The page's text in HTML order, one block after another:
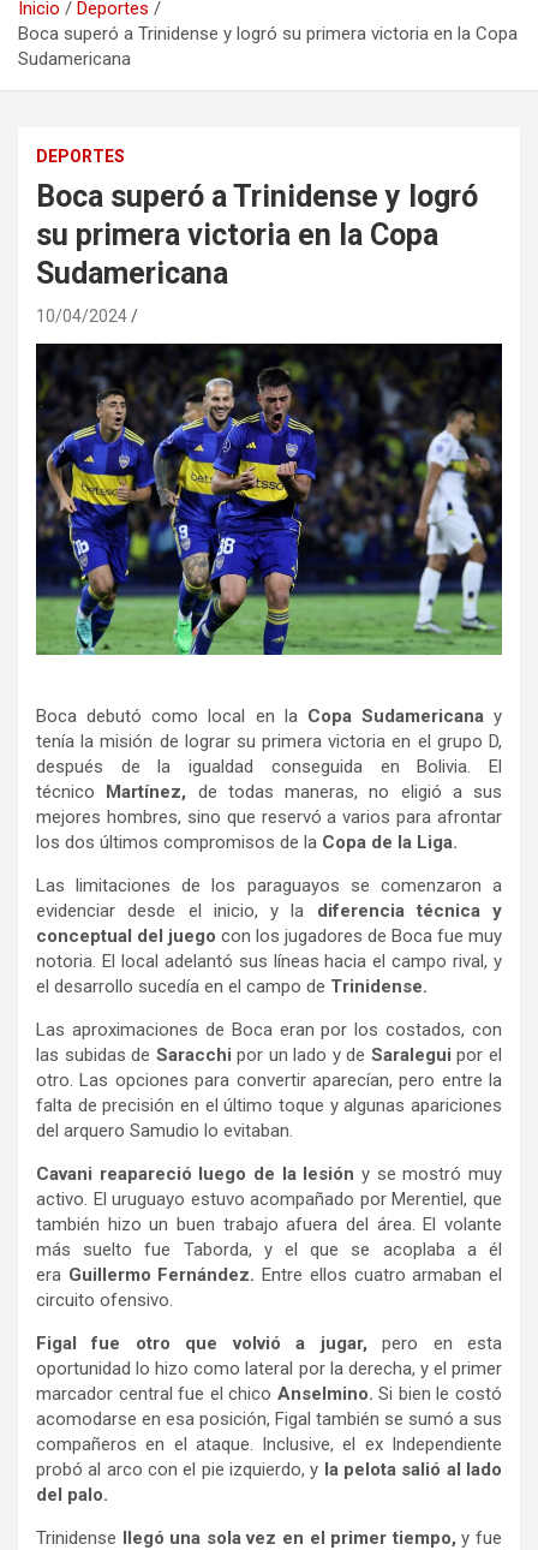
Inicio
Deportes
Boca superó a Trinidense y logró su primera victoria en la Copa
Sudamericana
DEPORTES
Boca superó a Trinidense y logró
su primera victoria en la Copa
Sudamericana
10/04/2024
Boca debutó como local en la Copa Sudamericanay
tenía la misión de lograr su primera victoria en el grupo D,
después de la igualdad conseguida en Bolivia. El
técnico Martínez, de todas maneras, no eligió a sus
mejores hombres, sino que reservó a varios para afrontar
los dos últimos compromisos de la Copa de la Liga.
Las limitaciones de los paraguayos se comenzaron a
evidenciar desde el inicio, y la diferencia técnica y
conceptual del juego con los jugadores de Boca fue muy
notoria. El local adelantó sus líneas hacia el campo rival, y
el desarrollo sucedía en el campo de Trinidense.
Las aproximaciones de Boca eran por los costados, con
las subidas de Saracchipor un lado y de Saralegui por el
otro. Las opciones para convertir aparecían, pero entre la
falta de precisión en el último toque y algunas apariciones
del arquero Samudio lo evitaban.
Cavani reapareció luego de la lesión y se mostró muy
activo. El uruguayo estuvo acompañado por Merentiel, que
también hizo un buen trabajo afuera del área. El volante
más suelto fue Taborda, y el que se acoplaba a él
era Guillermo Fernández. Entre ellos cuatro armaban el
circuito ofensivo.
Figal fue otro que volvió a jugar, pero en esta
oportunidad lo hizo como lateral por la derecha, y el primer
marcador central fue el chico Anselmino.Si bien le costó
acomodarse en esa posición, Figal también se sumó a sus
compañeros en el ataque. Inclusive, el ex Independiente
probó al arco con el pie izquierdo, y la pelota salió al lado
del palo.
Trinidense llegó una sola vez en el primer tiempo, y fue